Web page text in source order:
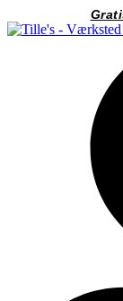
til